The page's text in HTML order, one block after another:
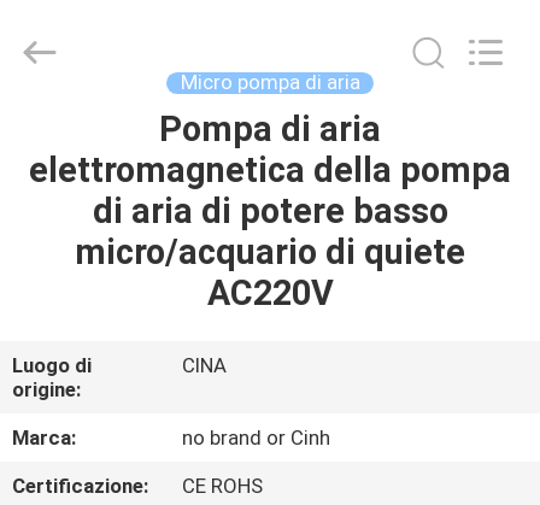
PRODOTTI
GIRO
DELLA
FABBRICA
group
co.,limited.
Micro pompa di aria
Pompa di aria
elettromagnetica della pompa
di aria di potere basso
micro/acquario di quiete
AC220V
Luogo di
origine:
CINA
Marca:
no brand or Cinh
Certificazione:
CE ROHS